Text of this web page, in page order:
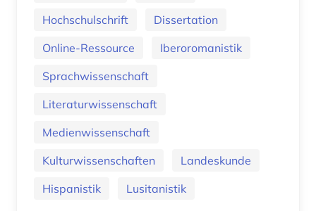
Hochschulschrift
Dissertation
Online-Ressource
Iberoromanistik
Sprachwissenschaft
Literaturwissenschaft
Medienwissenschaft
Kulturwissenschaften
Landeskunde
Hispanistik
Lusitanistik